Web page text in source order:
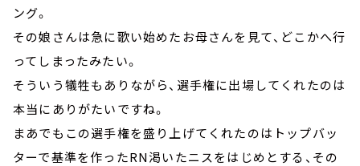
ング。
その娘さんは急に歌い始めたお母さんを見て、どこかへ行
ってしまったみたい。
そういう犠牲もありながら、選手権に出場してくれたのは
本当にありがたいですね。
まあでもこの選手権を盛り上げてくれたのはトップバッ
ターで基準を作ったRN渇いたニスをはじめとする、その